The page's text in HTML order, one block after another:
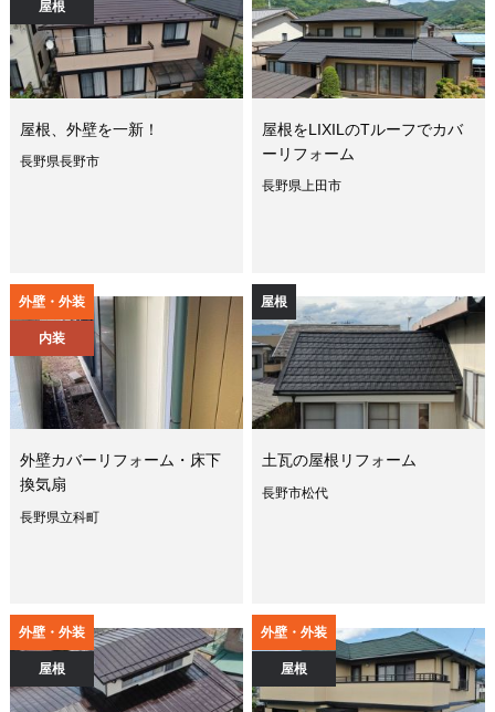
屋根
屋根、外壁を一新！
長野県長野市
屋根をLIXILのTルーフでカバ
ーリフォーム
長野県上田市
外壁・外装
内装
外壁カバーリフォーム・床下
換気扇
長野県立科町
屋根
土瓦の屋根リフォーム
長野市松代
外壁・外装
屋根
外壁・外装
屋根